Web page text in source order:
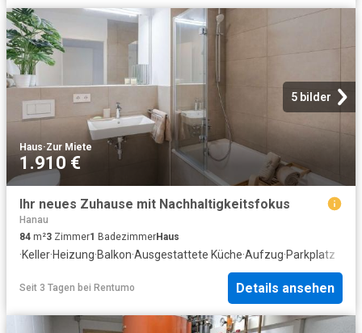
5 bilder
Haus·Zur Miete
1.910 €
Ihr neues Zuhause mit Nachhaltigkeitsfokus
Hanau
84 m²3 Zimmer1 BadezimmerHaus
·Keller·Heizung·Balkon·Ausgestattete Küche·Aufzug·Parkplatz
Seit 3 Tagen bei Rentumo Details ansehen